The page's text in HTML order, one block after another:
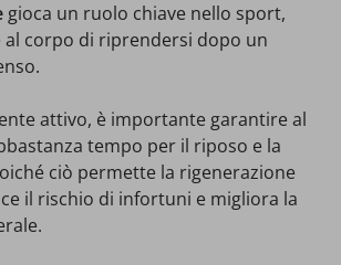
gioca un ruolo chiave nello sport,
al corpo di riprendersi dopo un
attivo, è importante garantire al
tempo per il riposo e la
ciò permette la rigenerazione
il rischio di infortuni e migliora la